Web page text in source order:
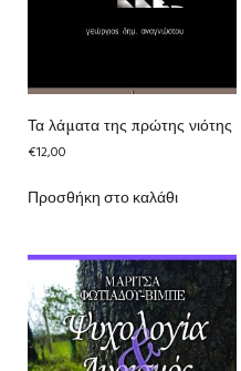
Τα λάματα της πρώτης νιότης
€12,00
Προσθήκη στο καλάθι